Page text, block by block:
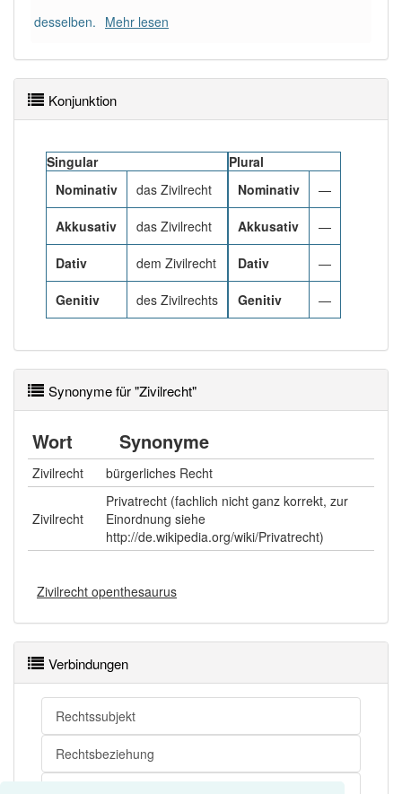
Wörter mit Endung
anderen Artikeldas: 0
Das Wort wird häufig verwendet im Bereich
Rechtssprache
92% unserer Spielapp-Nutzer haben den Artikel
korrekt erraten.
desselben. Mehr lesen
Konjunktion
Singular
Nominativ
das Zivilrecht
Akkusativ das Zivilrecht
Dativ dem Zivilrecht
Genitiv des Zivilrechts
Plural
Nominativ
—
Akkusativ —
Dativ —
Genitiv —
Synonyme für "Zivilrecht"
Wort Synonyme
Zivilrecht bürgerliches Recht
Zivilrecht
Privatrecht (fachlich nicht ganz korrekt, zur
Einordnung siehe
http://de.wikipedia.org/wiki/Privatrecht)
Zivilrecht openthesaurus
Verbindungen
Rechtssubjekt
Rechtsbeziehung